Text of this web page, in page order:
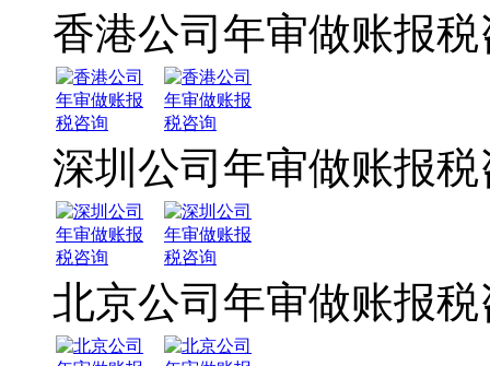
香港公司年审做账报税
深圳公司年审做账报税
北京公司年审做账报税